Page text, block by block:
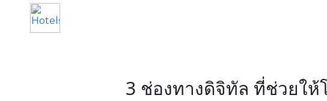
3 ช่องทางดิจิทัล ที่ช่วยให้